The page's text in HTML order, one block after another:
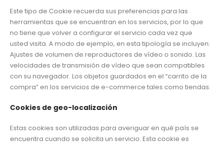
Este tipo de Cookie recuerda sus preferencias para las
herramientas que se encuentran en los servicios, por lo que
no tiene que volver a configurar el servicio cada vez que
usted visita. A modo de ejemplo, en esta tipología se incluyen:
Ajustes de volumen de reproductores de vídeo o sonido. Las
velocidades de transmisión de vídeo que sean compatibles
con su navegador. Los objetos guardados en el “carrito de la
compra” en los servicios de e-commerce tales como tiendas.
Cookies de geo-localización
Estas cookies son utilizadas para averiguar en qué país se
encuentra cuando se solicita un servicio. Esta cookie es